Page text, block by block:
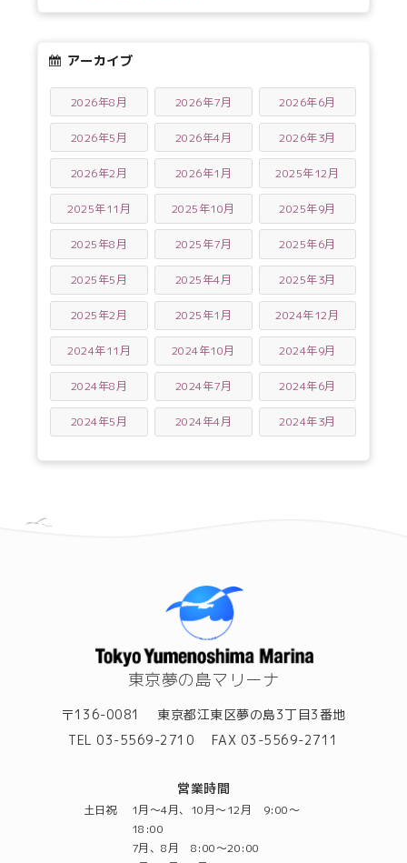
アーカイブ
2026年8月 2026年7月 2026年6月
2026年5月 2026年4月 2026年3月
2026年2月 2026年1月 2025年12月
2025年11月 2025年10月 2025年9月
2025年8月 2025年7月 2025年6月
2025年5月 2025年4月 2025年3月
2025年2月 2025年1月 2024年12月
2024年11月 2024年10月 2024年9月
2024年8月 2024年7月 2024年6月
2024年5月 2024年4月 2024年3月
東京夢の島マリーナ
〒136-0081
東京都江東区夢の島3丁目3番地
TEL 03-5569-2710
FAX 03-5569-2711
営業時間
土日祝
1月～4月、10月～12月 9:00～
18:00
7月、8月 8:00～20:00